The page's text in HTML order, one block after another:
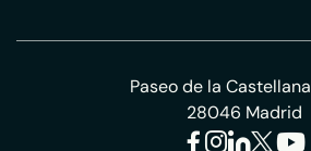
Paseo de la
28046 Madrid